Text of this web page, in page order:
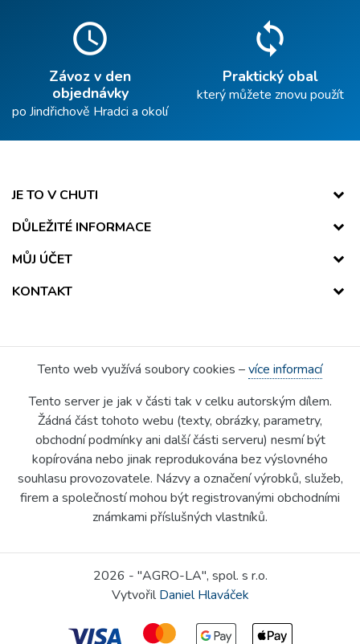
schedule
Závoz v den
objednávky
po Jindřichově Hradci a okolí
sync
Praktický obal
který můžete znovu použít
JE TO V CHUTI
DŮLEŽITÉ INFORMACE
MŮJ ÚČET
KONTAKT
Tento web využívá soubory cookies –více informací
Tento server je jak v části tak v celku autorským dílem.
Žádná část tohoto webu (texty, obrázky, parametry,
obchodní podmínky ani další části serveru) nesmí být
kopírována nebo jinak reprodukována bez výslovného
souhlasu provozovatele. Názvy a označení výrobků, služeb,
firem a společností mohou být registrovanými obchodními
známkami příslušných vlastníků.
2026 - "AGRO-LA", spol. s r.o.
VytvořilDaniel Hlaváček